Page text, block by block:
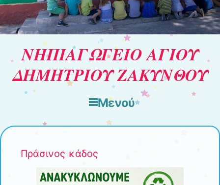
ΝΗΠΙΑΓΩΓΕΙΟ ΑΓΙΟΥ
ΔΗΜΗΤΡΙΟΥ ΖΑΚΥΝΘΟΥ
Μενού
Πράσινος κάδος